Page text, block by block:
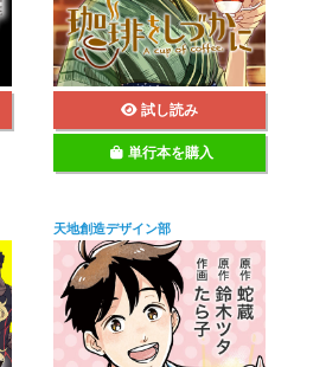
試し読み
単行本を購入
天地創造デザイン部